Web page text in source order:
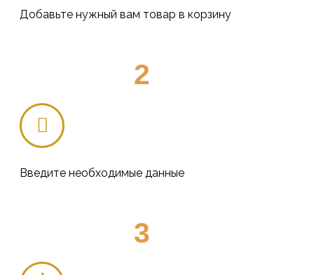
Добавьте нужный вам товар в корзину
2
Введите необходимые данные
3